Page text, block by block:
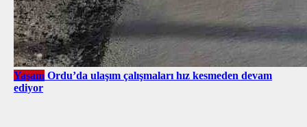
Yaşam Ordu’da ulaşım çalışmaları hız kesmeden devam
ediyor